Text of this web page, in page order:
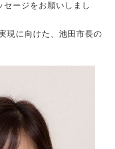
ージをお願いしまし
現に向けた、池田市長の